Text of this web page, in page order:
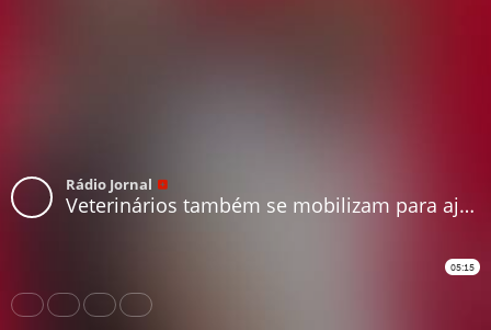
Rádio Jornal
Veterinários também se mobilizam para ajudar no tratamento do coronavírus
05:15
Share Like